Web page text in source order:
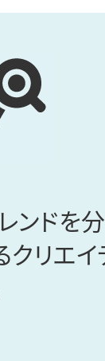
ンドを分
リエイ